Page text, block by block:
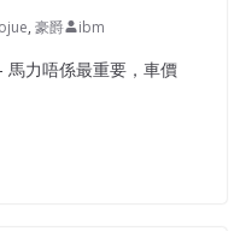
, 豪爵 ibm
馬力唔係最重要，車價